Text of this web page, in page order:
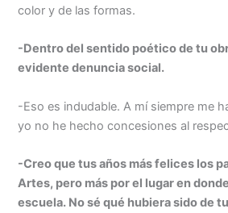
color y de las formas.
-Dentro del sentido poético de tu
evidente denuncia social.
-Eso es indudable. A mí siempre me
yo no he hecho concesiones al
-Creo que tus años más felices los
Artes, pero más por el lugar en
escuela. No sé qué hubiera sido de